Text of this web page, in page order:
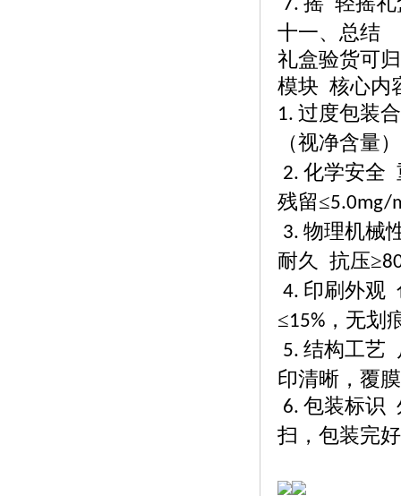
7.
十一、总结
礼盒验货可
模块 核心内
1. 过度包装
（视净含量
2. 化学安全
残留≤5.0mg/
3. 物理机械
耐久 抗压≥
4. 印刷外观
≤15% ，无划
5. 结构工艺
印清晰，覆
6. 包装标识
扫，包装完好